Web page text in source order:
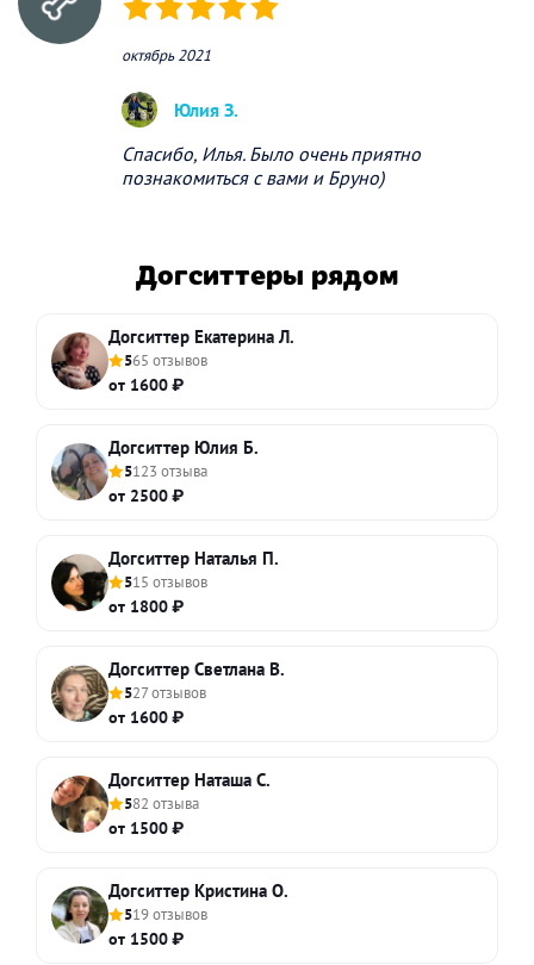
(*) (*) (*) (*) (*)
октябрь 2021
Юлия З.
Спасибо, Илья. Было очень приятно
познакомиться с вами и Бруно)
Догситтеры рядом
Догситтер Екатерина Л.
565 отзывов
от 1600 ₽
Догситтер Юлия Б.
5123 отзыва
от 2500 ₽
Догситтер Наталья П.
515 отзывов
от 1800 ₽
Догситтер Светлана В.
527 отзывов
от 1600 ₽
Догситтер Наташа С.
582 отзыва
от 1500 ₽
Догситтер Кристина О.
519 отзывов
от 1500 ₽